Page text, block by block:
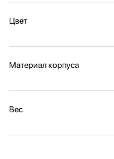
Цвет
Материал корпуса
Вес